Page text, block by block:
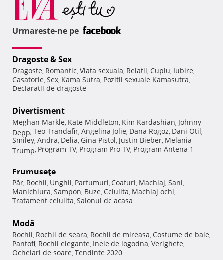
Urmareste-ne pe
Dragoste & Sex
Dragoste, Romantic, Viata sexuala, Relatii, Cuplu, Iubire,
Casatorie, Sex, Kama Sutra, Pozitii sexuale Kamasutra,
Declaratii de dragoste
Divertisment
Meghan Markle, Kate Middleton, Kim Kardashian, Johnny
Depp, Teo Trandafir, Angelina Jolie, Dana Rogoz, Dani Otil,
Smiley, Andra, Delia, Gina Pistol, Justin Bieber, Melania
Trump, Program TV, Program Pro TV, Program Antena 1
Frumuseţe
Păr, Rochii, Unghii, Parfumuri, Coafuri, Machiaj, Sani,
Manichiura, Sampon, Buze, Celulita, Machiaj ochi,
Tratament celulita, Salonul de acasa
Modă
Rochii, Rochii de seara, Rochii de mireasa, Costume de baie,
Pantofi, Rochii elegante, Inele de logodna, Verighete,
Ochelari de soare, Tendinte 2020